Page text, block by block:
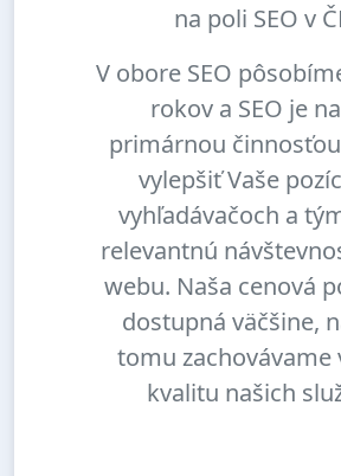
na poli SEO v
V obore SEO
rokov a SEO je
primárnou
vylepšiť Vaše
vyhľadávačoch a
relevantnú
webu. Naša cenová
dostupná väčšine,
tomu zachovávame
kvalitu našich